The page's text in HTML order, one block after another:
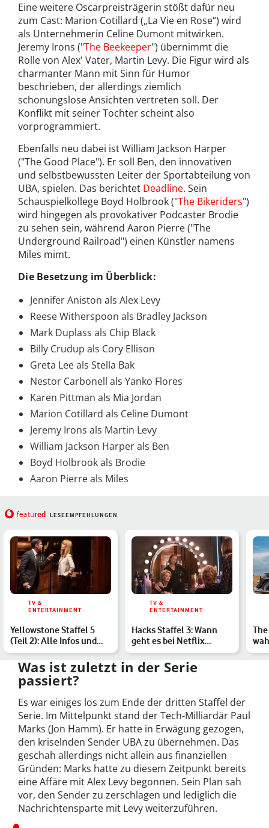
Eine weitere Oscarpreisträgerin stößt dafür neu
zum Cast: Marion Cotillard („La Vie en Rose“) wird
als Unternehmerin Celine Dumont mitwirken.
Jeremy Irons ("The Beekeeper") übernimmt die
Rolle von Alex' Vater, Martin Levy. Die Figur wird als
charmanter Mann mit Sinn für Humor
beschrieben, der allerdings ziemlich
schonungslose Ansichten vertreten soll. Der
Konflikt mit seiner Tochter scheint also
vorprogrammiert.
Ebenfalls neu dabei ist William Jackson Harper
("The Good Place"). Er soll Ben, den innovativen
und selbstbewussten Leiter der Sportabteilung von
UBA, spielen. Das berichtet Deadline. Sein
Schauspielkollege Boyd Holbrook ("The Bikeriders")
wird hingegen als provokativer Podcaster Brodie
zu sehen sein, während Aaron Pierre ("The
Underground Railroad") einen Künstler namens
Miles mimt.
Die Besetzung im Überblick:
Jennifer Aniston als Alex Levy
Reese Witherspoon als Bradley Jackson
Mark Duplass als Chip Black
Billy Crudup als Cory Ellison
Greta Lee als Stella Bak
Nestor Carbonell als Yanko Flores
Karen Pittman als Mia Jordan
Marion Cotillard als Celine Dumont
Jeremy Irons als Martin Levy
William Jackson Harper als Ben
Boyd Holbrook als Brodie
Aaron Pierre als Miles
featured LESEEMPFEHLUNGEN
TV &
ENTERTAINMENT
Yellowstone Staffel 5
(Teil 2): Alle Infos und
Streaming-Optionen
TV &
ENTERTAINMENT
Hacks Staffel 3: Wann
geht es bei Netflix
weiter?
Was ist zuletzt in der Serie
passiert?
Es war einiges los zum Ende der dritten Staffel der
Serie. Im Mittelpunkt stand der Tech-Milliardär Paul
Marks (Jon Hamm). Er hatte in Erwägung gezogen,
den kriselnden Sender UBA zu übernehmen. Das
geschah allerdings nicht allein aus finanziellen
Gründen: Marks hatte zu diesem Zeitpunkt bereits
eine Affäre mit Alex Levy begonnen. Sein Plan sah
vor, den Sender zu zerschlagen und lediglich die
Nachrichtensparte mit Levy weiterzuführen.